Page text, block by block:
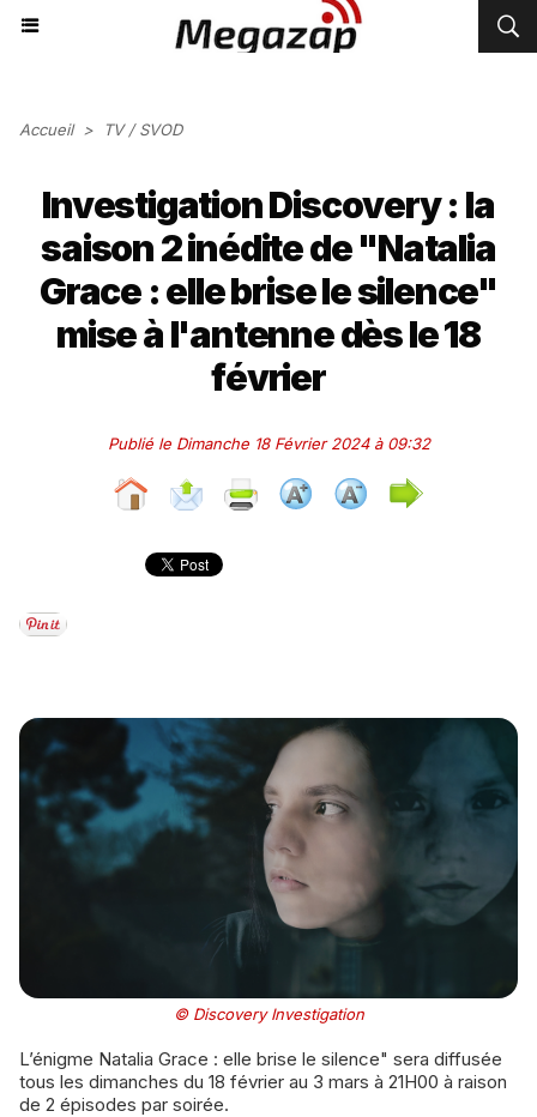
Accueil > TV / SVOD
Investigation Discovery : la
saison 2 inédite de "Natalia
Grace : elle brise le silence"
mise à l'antenne dès le 18
février
Publié le Dimanche 18 Février 2024 à 09:32
© Discovery Investigation
L’énigme Natalia Grace : elle brise le silence" sera diffusée
tous les dimanches du 18 février au 3 mars à 21H00 à raison
de 2 épisodes par soirée.